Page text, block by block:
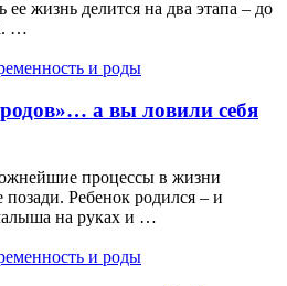
ее жизнь делится на два этапа – до
…
и роды
а вы ловили себя
процессы в жизни
Ребенок родился – и
на руках и …
и роды